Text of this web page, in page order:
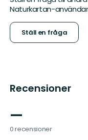
Naturkartan-
Ställ en fråga
Recensioner
—
0 recensioner